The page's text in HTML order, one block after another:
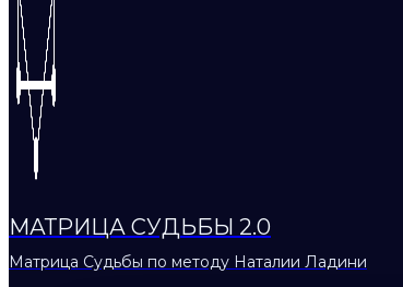
МАТРИЦА СУДЬБЫ 2.0
Матрица Судьбы по методу Наталии Ладини